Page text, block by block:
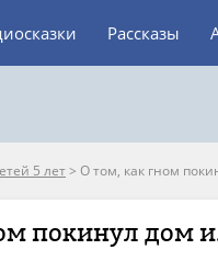
Рассказы
5 лет> О том, как гном
покинул дом